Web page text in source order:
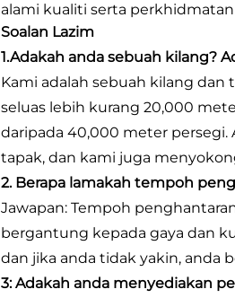
alami kualiti serta
Soalan Lazim
1.Adakah anda sebuah kilang?
Kami adalah sebuah kilang dan
seluas lebih kurang 20,000
daripada 40,000 meter
tapak, dan kami juga
2. Berapa lamakah tempoh
Jawapan: Tempoh
bergantung kepada gaya dan
dan jika anda tidak yakin, anda
3: Adakah anda menyediakan